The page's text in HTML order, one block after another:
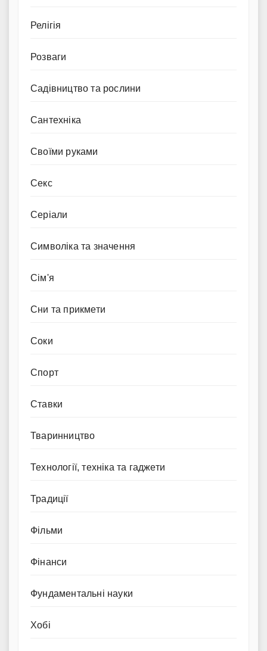
Релігія
Розваги
Садівництво та рослини
Сантехніка
Своїми руками
Секс
Серіали
Символіка та значення
Сім'я
Сни та прикмети
Соки
Спорт
Ставки
Тваринництво
Технології, техніка та гаджети
Традиції
Фільми
Фінанси
Фундаментальні науки
Хобі